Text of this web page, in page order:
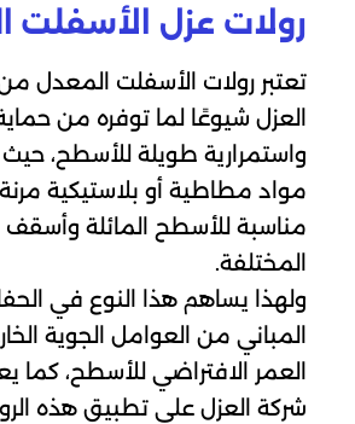
رولات عزل الأسفلت
تعتبر رولات الأسفلت المعدل من
العزل شيوعًا لما توفره من
واستمرارية طويلة للأسطح،
مواد مطاطية أو بلاستيكية
مناسبة للأسطح المائلة وأسقف
المختلفة.
ولهذا يساهم هذا النوع في
المباني من العوامل الجوية
العمر الافتراضي للأسطح، كما
شركة العزل على تطبيق هذه